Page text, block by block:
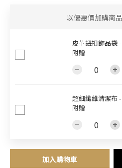
以優惠價加購商品
皮革鈕扣飾品袋
附贈
超細纖維清潔布
附贈
加入購物車